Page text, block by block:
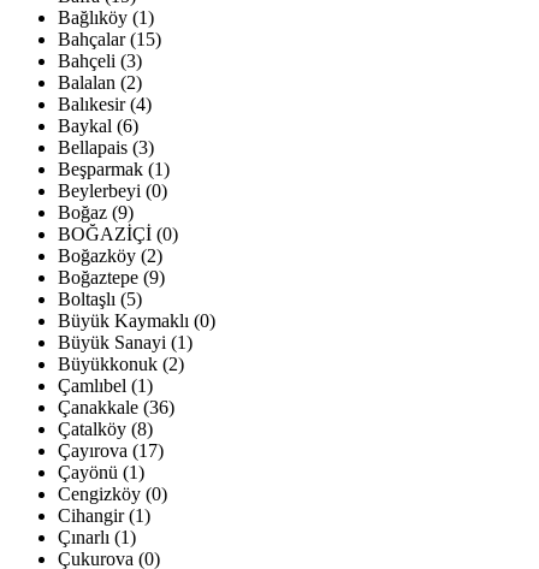
Bağlıköy (1)
Bahçalar (15)
Bahçeli (3)
Balalan (2)
Balıkesir (4)
Baykal (6)
Bellapais (3)
Beşparmak (1)
Beylerbeyi (0)
Boğaz (9)
BOĞAZİÇİ (0)
Boğazköy (2)
Boğaztepe (9)
Boltaşlı (5)
Büyük Kaymaklı (0)
Büyük Sanayi (1)
Büyükkonuk (2)
Çamlıbel (1)
Çanakkale (36)
Çatalköy (8)
Çayırova (17)
Çayönü (1)
Cengizköy (0)
Cihangir (1)
Çınarlı (1)
Çukurova (0)